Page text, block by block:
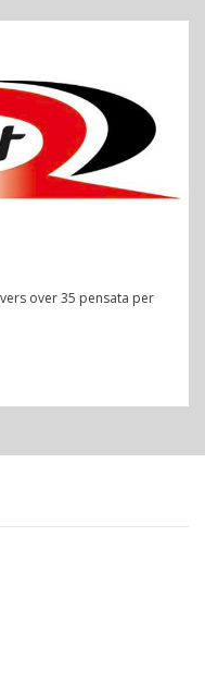
over 35 pensata per